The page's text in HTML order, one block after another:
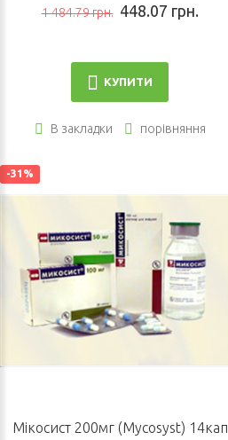
1 484.79 грн. 448.07 грн.
КУПИТИ
В закладки порівняння
-31%
Мікосист 200мг (Mycosyst) 14кап